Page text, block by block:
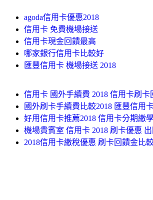
agoda信用卡優惠2018
信用卡 免費機場接送
信用卡現金回饋最高
哪家銀行信用卡比較好
匯豐信用卡 機場接送 2018
信用卡 國外手續費 2018 信用卡刷
國外刷卡手續費比較2018 匯豐信用
好用信用卡推薦2018 信用卡分期繳
機場貴賓室 信用卡 2018 刷卡優惠
2018信用卡繳稅優惠 刷卡回饋金比